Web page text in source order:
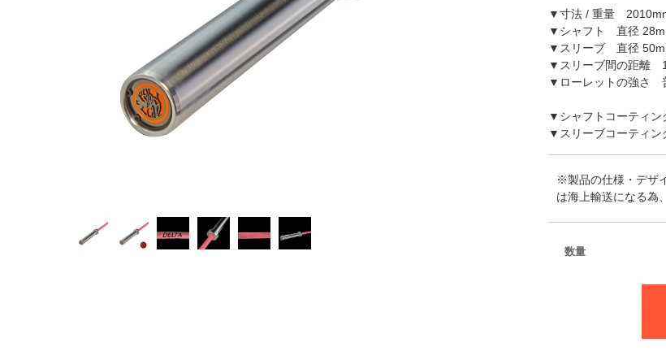
▼寸法 / 重量
▼シャフト 直径
▼スリーブ 直径
▼スリーブ間の距離
▼ローレットの強さ
▼シャフトコーティ
▼スリーブコーティ
※製品の仕様・デザ
は海上輸送になる為
数量